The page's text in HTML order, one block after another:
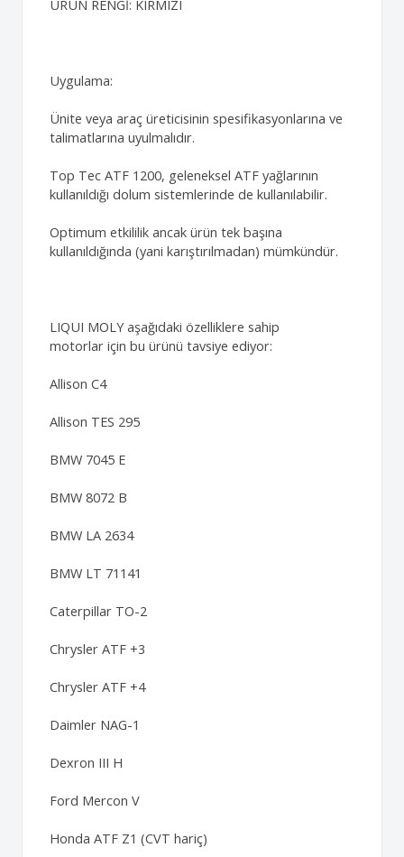
ÜRÜN RENGİ: KIRMIZI
Uygulama:
Ünite veya araç üreticisinin spesifikasyonlarına ve
talimatlarına uyulmalıdır.
Top Tec ATF 1200, geleneksel ATF yağlarının
kullanıldığı dolum sistemlerinde de kullanılabilir.
Optimum etkililik ancak ürün tek başına
kullanıldığında (yani karıştırılmadan) mümkündür.
LIQUI MOLY aşağıdaki özelliklere sahip
motorlar için bu ürünü tavsiye ediyor:
Allison C4
Allison TES 295
BMW 7045 E
BMW 8072 B
BMW LA 2634
BMW LT 71141
Caterpillar TO-2
Chrysler ATF +3
Chrysler ATF +4
Daimler NAG-1
Dexron III H
Ford Mercon V
Honda ATF Z1 (CVT hariç)